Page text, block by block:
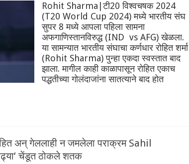
Rohit Sharma|टी20 विश्वचषक 2024
(T20 World Cup 2024) मध्ये भारतीय संघ
सुपर 8 मध्ये आपला पहिला सामना
अफगाणिस्तानविरुद्ध (IND vs AFG) खेळला.
या सामन्यात भारतीय संघाचा कर्णधार रोहित शर्मा
(Rohit Sharma) पुन्हा एकदा स्वस्तात बाद
झाला. मागील काही काळापासून रोहित एकाच
पद्धतीच्या गोलंदाजांना सातत्याने बाद होत
अन् गेललाही न जमलेला पराक्रम Sahil
चेंडूत ठोकले शतक